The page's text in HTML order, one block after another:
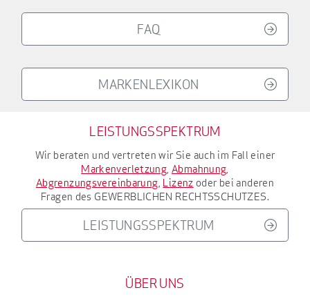
FAQ
MARKENLEXIKON
LEISTUNGSSPEKTRUM
Wir beraten und vertreten wir Sie auch im Fall einer
Markenverletzung,Abmahnung,
Abgrenzungsvereinbarung, Lizenz oder bei anderen
Fragen des GEWERBLICHEN RECHTSSCHUTZES.
LEISTUNGSSPEKTRUM
ÜBER UNS